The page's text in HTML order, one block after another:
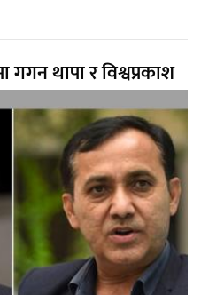
गगन थापा र विश्वप्रकाश